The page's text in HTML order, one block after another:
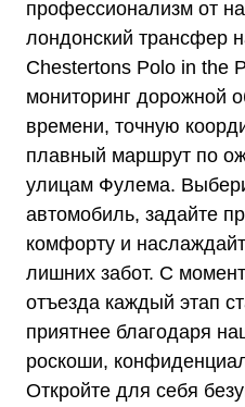
профессионализм от
лондонский трансфер
Chestertons Polo in the
мониторинг дорожной
времени, точную
плавный маршрут по
улицам Фулема.
автомобиль, задайте
комфорту и
лишних забот. С
отъезда каждый этап
приятнее благодаря
роскоши,
Откройте для себя